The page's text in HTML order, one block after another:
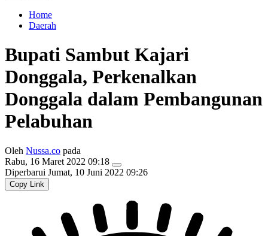
Home
Daerah
Bupati Sambut Kajari
Donggala, Perkenalkan
Donggala dalam Pembangunan
Pelabuhan
Oleh Nussa.co pada
Rabu, 16 Maret 2022 09:18
Diperbarui Jumat, 10 Juni 2022 09:26
Copy Link